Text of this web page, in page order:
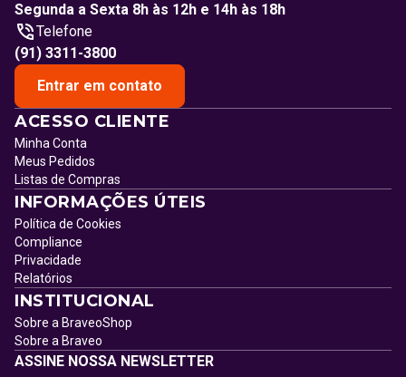
Segunda a Sexta 8h às 12h e 14h às 18h
Telefone
(91) 3311-3800
Entrar em contato
ACESSO CLIENTE
Minha Conta
Meus Pedidos
Listas de Compras
INFORMAÇÕES ÚTEIS
Política de Cookies
Compliance
Privacidade
Relatórios
INSTITUCIONAL
Sobre a BraveoShop
Sobre a Braveo
ASSINE NOSSA NEWSLETTER